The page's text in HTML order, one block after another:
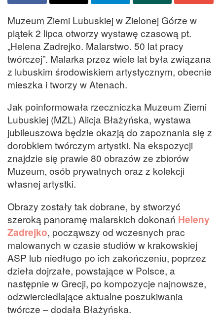
Muzeum Ziemi Lubuskiej w Zielonej Górze w
piątek 2 lipca otworzy wystawę czasową pt.
„Helena Zadrejko. Malarstwo. 50 lat pracy
twórczej”. Malarka przez wiele lat była związana
z lubuskim środowiskiem artystycznym, obecnie
mieszka i tworzy w Atenach.
Jak poinformowała rzeczniczka Muzeum Ziemi
Lubuskiej (MZL) Alicja Błażyńska, wystawa
jubileuszowa będzie okazją do zapoznania się z
dorobkiem twórczym artystki. Na ekspozycji
znajdzie się prawie 80 obrazów ze zbiorów
Muzeum, osób prywatnych oraz z kolekcji
własnej artystki.
Obrazy zostały tak dobrane, by stworzyć
szeroką panoramę malarskich dokonań Heleny
Zadrejko, począwszy od wczesnych prac
malowanych w czasie studiów w krakowskiej
ASP lub niedługo po ich zakończeniu, poprzez
dzieła dojrzałe, powstające w Polsce, a
następnie w Grecji, po kompozycje najnowsze,
odzwierciedlające aktualne poszukiwania
twórcze – dodała Błażyńska.